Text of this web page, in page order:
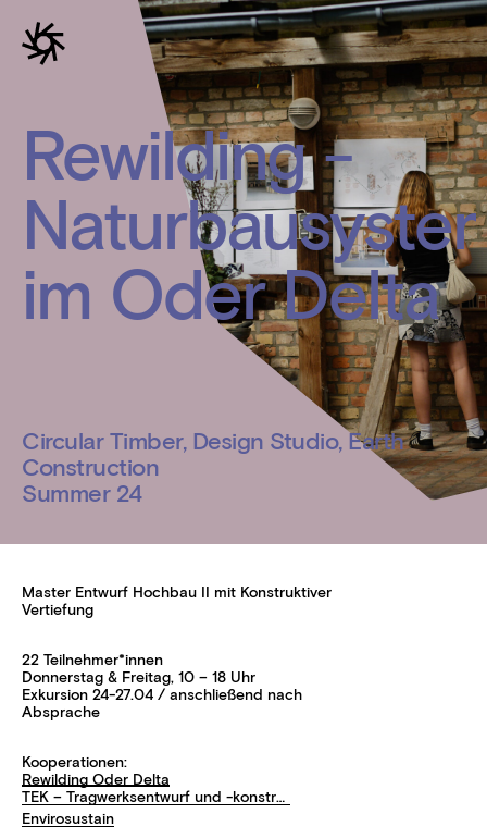
Rewilding -
im Oder Delta
Circular Timber, Design Studio, Earth
Construction
Summer 24
Master Entwurf Hochbau II mit Konstruktiver
Vertiefung
22 Teilnehmer*innen
Donnerstag & Freitag, 10 – 18 Uhr
Exkursion 24-27.04 / anschließend nach
Absprache
Kooperationen:
Rewilding Oder Delta
TEK – Tragwerksentwurf und -konstruktion
Envirosustain